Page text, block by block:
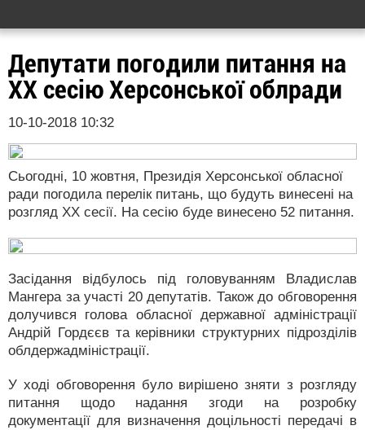
Депутати погодили питання на
ХХ сесію Херсонської облради
10-10-2018 10:32
Сьогодні, 10 жовтня, Президія Херсонської обласної
ради погодила перелік питань, що будуть винесені на
розгляд ХХ сесії. На сесію буде винесено 52 питання.
Засідання відбулось під головуванням Владислав
Мангера за участі 20 депутатів. Також до обговорення
долучився голова обласної державної адміністрації
Андрій Гордєєв та керівники структурних підрозділів
облдержадміністрації.
У ході обговорення було вирішено зняти з розгляду
питання щодо надання згоди на розробку
документації для визначення доцільності передачі в